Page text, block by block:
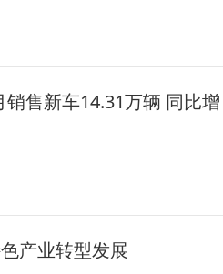
售新车14.31万辆 同比增
产业转型发展